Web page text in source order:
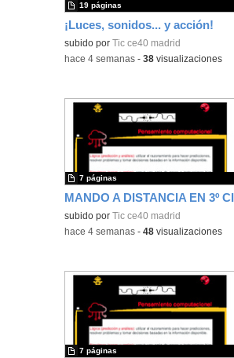
¡Luces, sonidos... y acción!
subido por Tic ce40 madrid
19 páginas
-hace 4 semanas -38 visualizaciones
subido por Tic ce40 madrid
7 páginas
-hace 4 semanas -48 visualizaciones
7 páginas